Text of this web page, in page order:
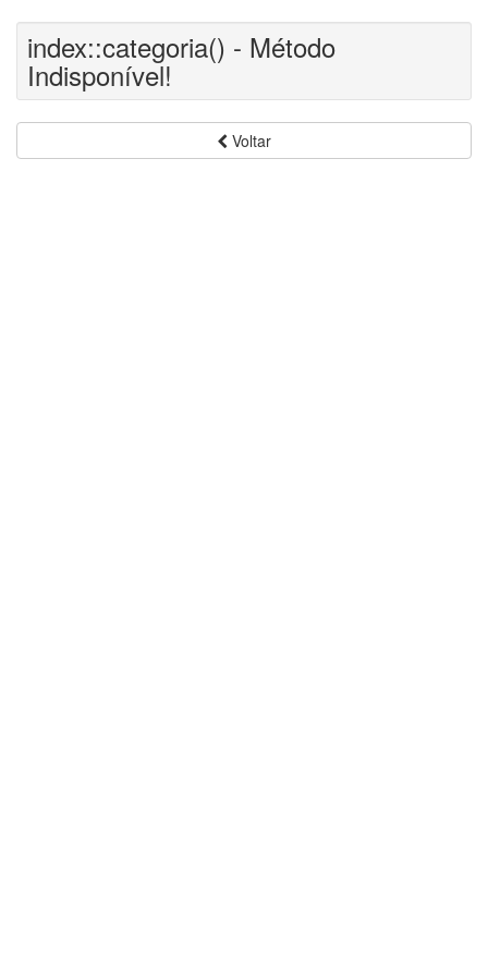
index::categoria() - Método
Indisponível!
Voltar